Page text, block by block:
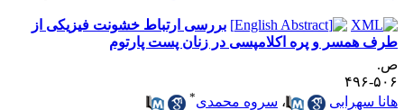
بررسی ارتباط خشونت فیزیکی از
همسر و پره اکلامپسی در زنان پست پارتوم
۴۹۶
سهرابی
،سروه محمدی